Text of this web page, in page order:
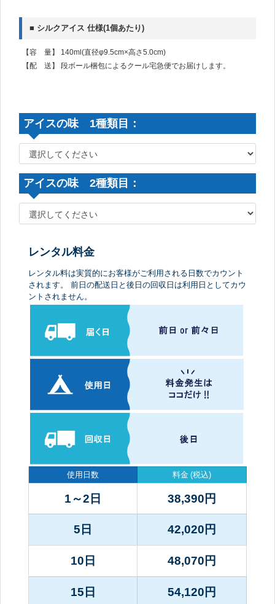
■ シルクアイス 仕様(1個あたり)
【容 量】 140ml(直径φ9.5cm×高さ5.0cm)
【配 送】 段ボール梱包によるクール宅急便でお届けします。
アイスの味 1種類目：
アイスの味 2種類目：
レンタル料金
レンタル料は実質的にお客様がご利用される日数でカウント
されます。 前日の配送日と後日の回収日は利用日としてカウ
ントされません。
使用日数
1～2日
5日
10日
15日
料金 (税込)
38,390 円
42,020 円
48,070 円
54,120 円